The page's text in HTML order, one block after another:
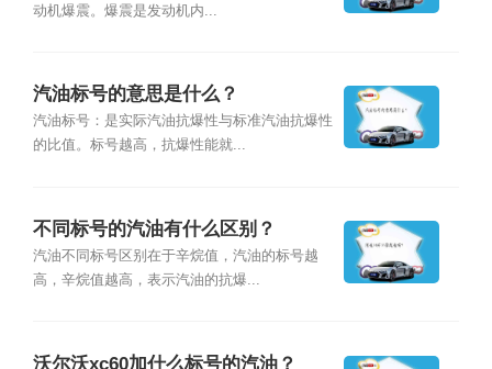
动机爆震。爆震是发动机内...
汽油标号的意思是什么？
汽油标号：是实际汽油抗爆性与标准汽油抗爆性
的比值。标号越高，抗爆性能就...
不同标号的汽油有什么区别？
汽油不同标号区别在于辛烷值，汽油的标号越
高，辛烷值越高，表示汽油的抗爆...
沃尔沃xc60加什么标号的汽油？